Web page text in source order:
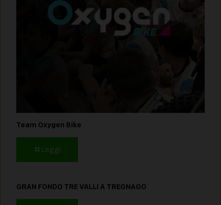
Team Oxygen Bike
Leggi
GRAN FONDO TRE VALLI A TREGNAGO